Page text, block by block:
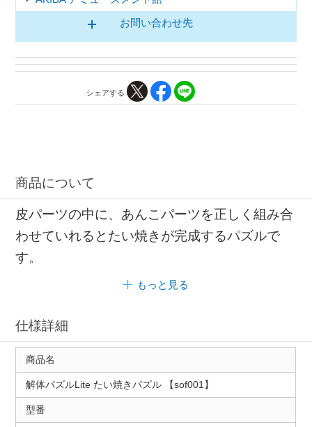
お問い合わせ先
シェアする
商品について
皮パーツの中に、あんこパーツを正しく組み合
わせていれるとたい焼きが完成するパズルで
す。
もっと見る
仕様詳細
商品名
解体パズルLite たい焼きパズル 【sof001】
型番